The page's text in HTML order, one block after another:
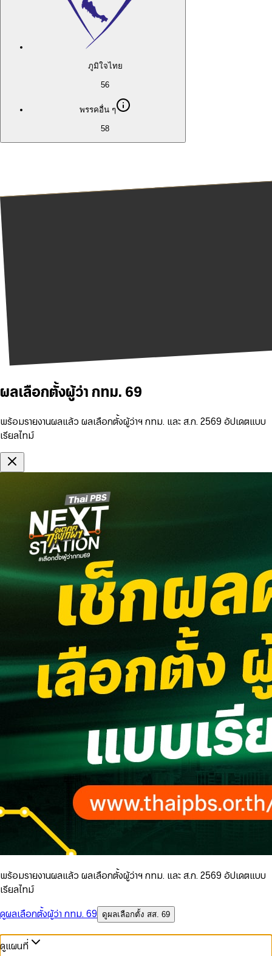
ภูมิใจไทย
56
พรรคอื่น ๆ
58
ผลเลือกตั้งผู้ว่า กทม. 69
พร้อมรายงานผลแล้ว ผลเลือกตั้งผู้ว่าฯ กทม. และ ส.ก. 2569 อัปเดตแบบ
เรียลไทม์
พร้อมรายงานผลแล้ว ผลเลือกตั้งผู้ว่าฯ กทม. และ ส.ก. 2569 อัปเดตแบบ
เรียลไทม์
ดูผลเลือกตั้งผู้ว่า กทม. 69
ดูผลเลือกตั้ง สส. 69
ดูแผนที่